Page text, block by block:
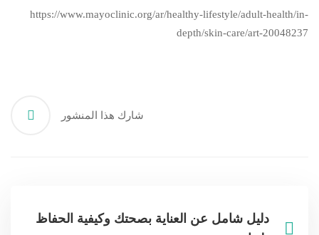
https://www.mayoclinic.org/ar/healthy-lifestyle/adult-health/in-
depth/skin-care/art-20048237
شارك هذا المنشور
دليل شامل عن العناية بصحتك وكيفية الحفاظ